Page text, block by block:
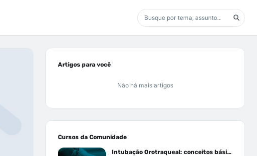
Artigos para você
Não há mais artigos
Cursos da Comunidade
Intubação Orotraqueal: conceitos básicos